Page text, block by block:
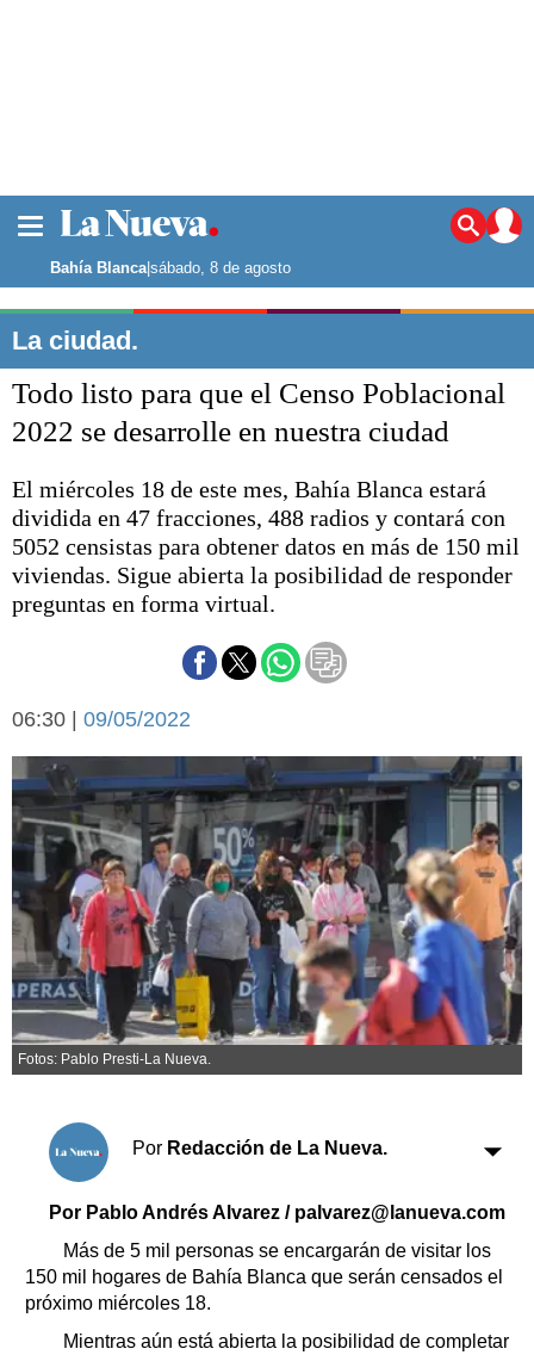
Noticias
La ciudad
Punta Alta
El mundo
Deportes
Escenario Olímpico
Liga del Sur
Básquetbol
Fútbol
Federal A
Aplausos
Cines
Economía y campo
Espacio empresas
Sociedad y tiempo
libre
Sociedad
Tecnología
Turismo
Salud
Es viral
El tiempo
Cartón Lleno
Fúnebres
Clasificados
Suplementos
Transportes
Loterías
Datos Útiles
Edictos
Bahía Blanca|sábado, 8 de agosto
La ciudad.
Todo listo para que el Censo Poblacional
2022 se desarrolle en nuestra ciudad
El miércoles 18 de este mes, Bahía Blanca estará
dividida en 47 fracciones, 488 radios y contará con
5052 censistas para obtener datos en más de 150 mil
viviendas. Sigue abierta la posibilidad de responder
preguntas en forma virtual.
06:30 | 09/05/2022
Fotos: Pablo Presti-La Nueva.
Por Redacción de La Nueva.
Por Pablo Andrés Alvarez / palvarez@lanueva.com
Más de 5 mil personas se encargarán de visitar los
150 mil hogares de Bahía Blanca que serán censados el
próximo miércoles 18.
Mientras aún está abierta la posibilidad de completar